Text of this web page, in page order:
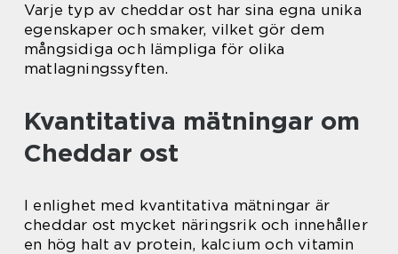
Varje typ av cheddar ost har sina egna unika
egenskaper och smaker, vilket gör dem
mångsidiga och lämpliga för olika
matlagningssyften.
Kvantitativa mätningar om
Cheddar ost
I enlighet med kvantitativa mätningar är
cheddar ost mycket näringsrik och innehåller
en hög halt av protein, kalcium och vitamin